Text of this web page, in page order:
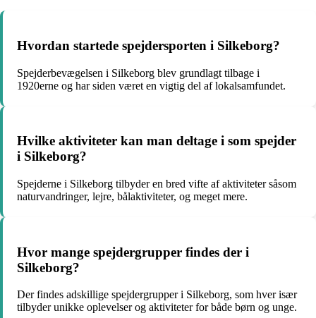
Hvordan startede spejdersporten i Silkeborg?
Spejderbevægelsen i Silkeborg blev grundlagt tilbage i
1920erne og har siden været en vigtig del af lokalsamfundet.
Hvilke aktiviteter kan man deltage i som spejder
i Silkeborg?
Spejderne i Silkeborg tilbyder en bred vifte af aktiviteter såsom
naturvandringer, lejre, bålaktiviteter, og meget mere.
Hvor mange spejdergrupper findes der i
Silkeborg?
Der findes adskillige spejdergrupper i Silkeborg, som hver især
tilbyder unikke oplevelser og aktiviteter for både børn og unge.